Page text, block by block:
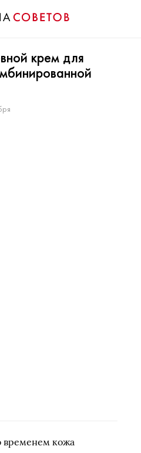
крем для
временем кожа